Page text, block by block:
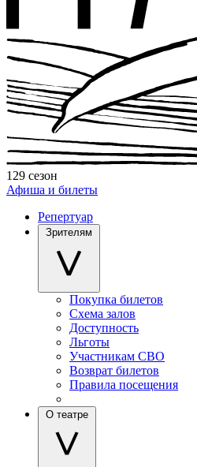
129 сезон
Афиша и билеты
Репертуар
Зрителям
Покупка билетов
Схема залов
Доступность
Льготы
Участникам СВО
Возврат билетов
Правила посещения
О театре